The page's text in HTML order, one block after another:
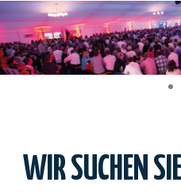
WIR SUCHEN